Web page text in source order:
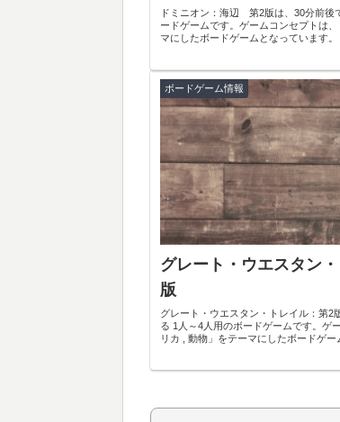
ドミニオン：海辺 第2版は、30分前後
ードゲームです。ゲームコンセプトは
マにしたボードゲームとなっています。
ボードゲーム情報
グレート・ウエスタン
版
グレート・ウエスタン・トレイル：第2
る 1人～4人用のボードゲームです。ゲ
リカ , 動物」をテーマにしたボードゲー